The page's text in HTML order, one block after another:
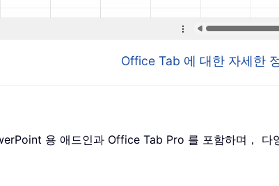
Office Tab 에 대한 자세한
용 애드인과 Office Tab Pro 를 포함하며， 다